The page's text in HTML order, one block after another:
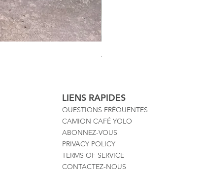
Australian Mother Fern
LIENS RAPIDES
QUESTIONS FRÉQUENTES
CAMION CAFÉ YOLO
ABONNEZ-VOUS
PRIVACY POLICY
TERMS OF SERVICE
CONTACTEZ-NOUS